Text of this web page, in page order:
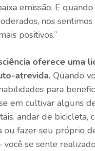
emissão. E
nos sentimos
positivos.”
oferece uma
atrevida. Quando
para
em cultivar alguns
andar de bicicleta,
ou fazer seu próprio
você se sente